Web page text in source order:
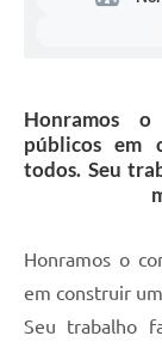
Honramos o
públicos em
todos. Seu
Honramos o
em construir
Seu trabalho